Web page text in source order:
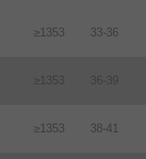
≥1353 33-36
≥1353 36-39
≥1353 38-41